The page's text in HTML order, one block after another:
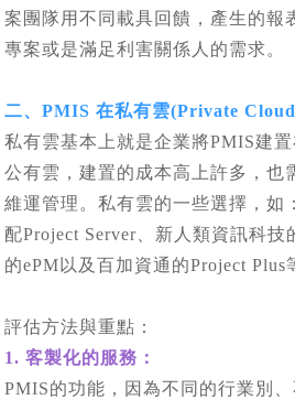
案團隊用不同載具回饋，產生的報
專案或是滿足利害關係人的需求。
二、PMIS 在私有雲(Private
私有雲基本上就是企業將PMIS建
公有雲，建置的成本高上許多，也
維運管理。私有雲的一些選擇，如
配Project Server、新人類資訊科技
的ePM以及百加資通的Project Plus
評估方法與重點：
1. 客製化的服務：
PMIS的功能，因為不同的行業別